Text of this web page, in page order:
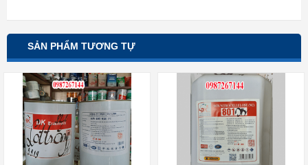
SẢN PHẨM TƯƠNG TỰ